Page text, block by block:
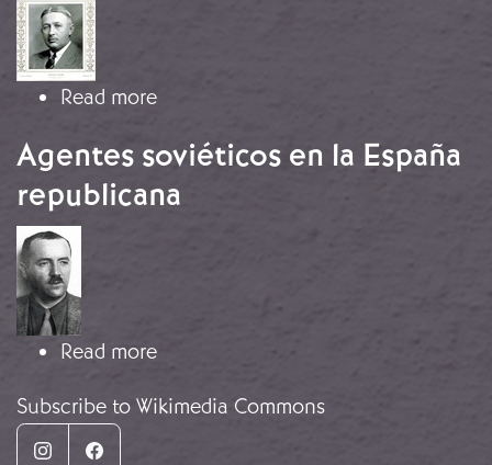
Read moreabout Texaco y Ford: contra
Agentes soviéticos en la España
republicana
Image
Read moreabout Agentes soviéticos en la
Subscribe to Wikimedia Commons
InstagramFacebook